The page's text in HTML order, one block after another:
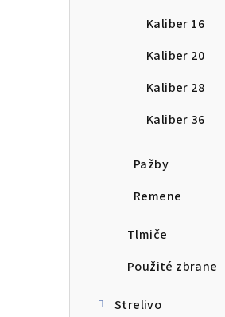
Kaliber 16
Kaliber 20
Kaliber 28
Kaliber 36
Pažby
Remene
Tlmiče
Použité zbrane
Strelivo